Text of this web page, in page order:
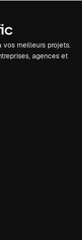
vos meilleurs projets.
agences et